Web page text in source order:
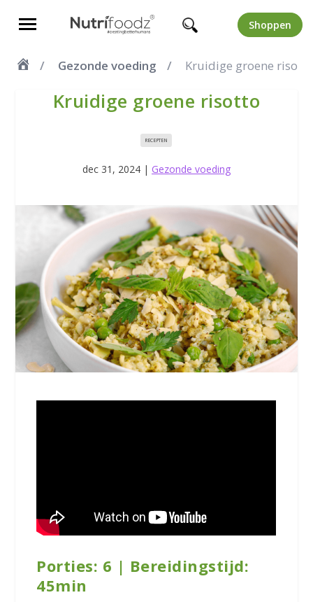
Shoppen
Gezonde voeding Kruidige groene risotto
Kruidige groene risotto
RECEPTEN
dec 31, 2024 | Gezonde voeding
Porties: 6 | Bereidingstijd:
45min